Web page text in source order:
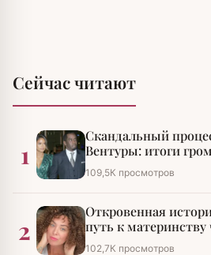
Сейчас читают
1
Скандальный
Вентуры: итоги
разбирательства
109,5К просмотров
2
Откровенная
путь к
102,7К просмотров